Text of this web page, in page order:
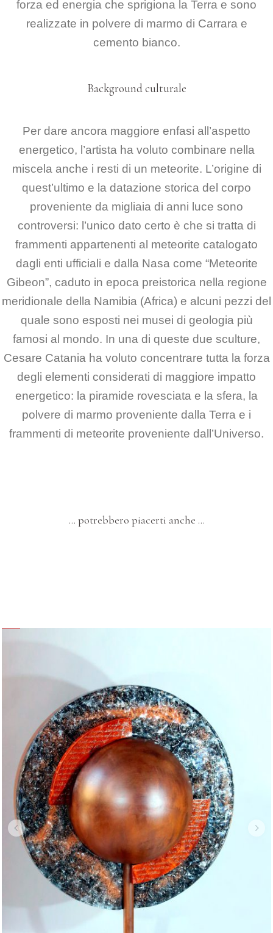
forza ed energia che sprigiona la Terra e sono
realizzate in polvere di marmo di Carrara e
cemento bianco.
Background culturale
Per dare ancora maggiore enfasi all’aspetto
energetico, l’artista ha voluto combinare nella
miscela anche i resti di un meteorite. L’origine di
quest’ultimo e la datazione storica del corpo
proveniente da migliaia di anni luce sono
controversi: l’unico dato certo è che si tratta di
frammenti appartenenti al meteorite catalogato
dagli enti ufficiali e dalla Nasa come “Meteorite
Gibeon”, caduto in epoca preistorica nella regione
meridionale della Namibia (Africa) e alcuni pezzi del
quale sono esposti nei musei di geologia più
famosi al mondo. In una di queste due sculture,
Cesare Catania ha voluto concentrare tutta la forza
degli elementi considerati di maggiore impatto
energetico: la piramide rovesciata e la sfera, la
polvere di marmo proveniente dalla Terra e i
frammenti di meteorite proveniente dall’Universo.
… potrebbero piacerti anche …